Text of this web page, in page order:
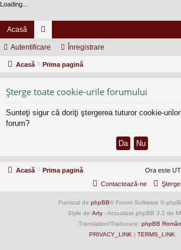
Loading...
Acasă
or
u
Autentificare Înregistrare
Acasă Prima pagină
Şterge toate cookie-urile forumului
Sunteţi sigur că doriţi ştergerea tuturor cookie-
forum?
Acasă Prima pagină
Ora este
Contactează-ne
Furnizat de phpBB® Forum Software ©
Style de Arty- Actualizat phpBB 3.2 de
Translation/Traducere: phpBB
PRIVACY_LINK | TERMS_LINK